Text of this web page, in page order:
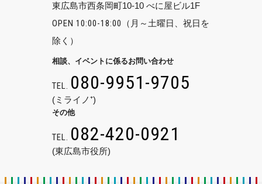
東広島市西条岡町10-10 べに屋ビル1F
OPEN 10:00-18:00
（月～土曜日、祝日を
除く）
相談、イベントに係るお問い合わせ
TEL. 080-9951-9705
(ミライノ⁺)
その他
TEL. 082-420-0921
(東広島市役所)